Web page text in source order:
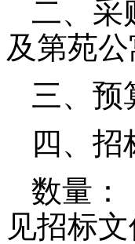
二、采
及第苑
三、预
四、
数量：
见招标文